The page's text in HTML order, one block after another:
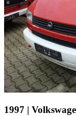
1997 |